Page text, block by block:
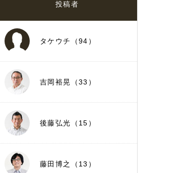
投稿者
タケウチ（94）
吉岡裕晃（33）
後藤弘光（15）
藤田博之（13）